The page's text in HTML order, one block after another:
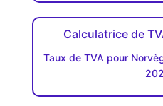
Calculatrice de
Taux de TVA pour